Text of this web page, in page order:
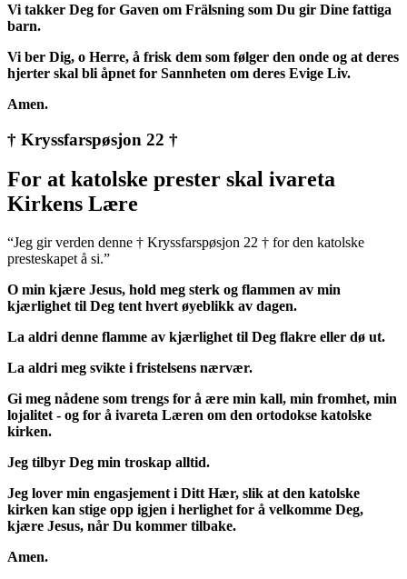
Vi takker Deg for Gaven om Frälsning som Du gir Dine fattiga
barn.
Vi ber Dig, o Herre, å frisk dem som følger den onde og at deres
hjerter skal bli åpnet for Sannheten om deres Evige Liv.
Amen.
† Kryssfarspøsjon 22 †
For at katolske prester skal ivareta
Kirkens Lære
“Jeg gir verden denne † Kryssfarspøsjon 22 † for den katolske
presteskapet å si.”
O min kjære Jesus, hold meg sterk og flammen av min
kjærlighet til Deg tent hvert øyeblikk av dagen.
La aldri denne flamme av kjærlighet til Deg flakre eller dø ut.
La aldri meg svikte i fristelsens nærvær.
Gi meg nådene som trengs for å ære min kall, min fromhet, min
lojalitet - og for å ivareta Læren om den ortodokse katolske
kirken.
Jeg tilbyr Deg min troskap alltid.
Jeg lover min engasjement i Ditt Hær, slik at den katolske
kirken kan stige opp igjen i herlighet for å velkomme Deg,
kjære Jesus, når Du kommer tilbake.
Amen.